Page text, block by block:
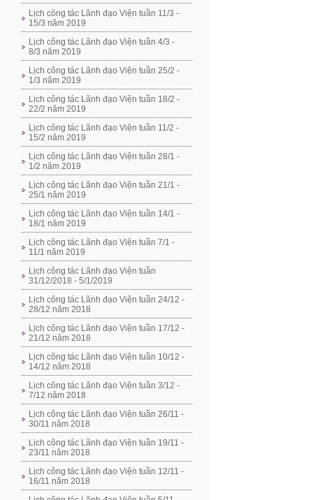
Lịch công tác Lãnh đạo Viện tuần 11/3 -
15/3 năm 2019
Lịch công tác Lãnh đạo Viện tuần 4/3 -
8/3 năm 2019
Lịch công tác Lãnh đạo Viện tuần 25/2 -
1/3 năm 2019
Lịch công tác Lãnh đạo Viện tuần 18/2 -
22/2 năm 2019
Lịch công tác Lãnh đạo Viện tuần 11/2 -
15/2 năm 2019
Lịch công tác Lãnh đạo Viện tuần 28/1 -
1/2 năm 2019
Lịch công tác Lãnh đạo Viện tuần 21/1 -
25/1 năm 2019
Lịch công tác Lãnh đạo Viện tuần 14/1 -
18/1 năm 2019
Lịch công tác Lãnh đạo Viện tuần 7/1 -
11/1 năm 2019
Lịch công tác Lãnh đạo Viện tuần
31/12/2018 - 5/1/2019
Lịch công tác Lãnh đạo Viện tuần 24/12 -
28/12 năm 2018
Lịch công tác Lãnh đạo Viện tuần 17/12 -
21/12 năm 2018
Lịch công tác Lãnh đạo Viện tuần 10/12 -
14/12 năm 2018
Lịch công tác Lãnh đạo Viện tuần 3/12 -
7/12 năm 2018
Lịch công tác Lãnh đạo Viện tuần 26/11 -
30/11 năm 2018
Lịch công tác Lãnh đạo Viện tuần 19/11 -
23/11 năm 2018
Lịch công tác Lãnh đạo Viện tuần 12/11 -
16/11 năm 2018